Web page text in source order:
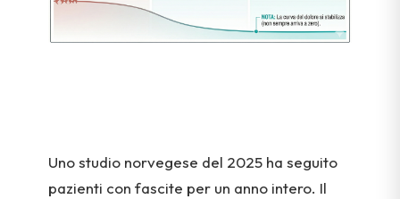
Uno studio norvegese del 2025 ha seguito
pazienti con fascite per un anno intero. Il